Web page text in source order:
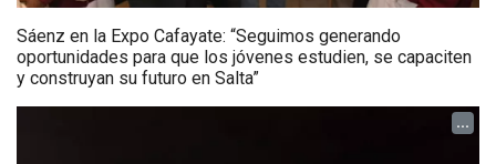
Sáenz en la Expo Cafayate: “Seguimos generando
oportunidades para que los jóvenes estudien, se capaciten
y construyan su futuro en Salta”
...